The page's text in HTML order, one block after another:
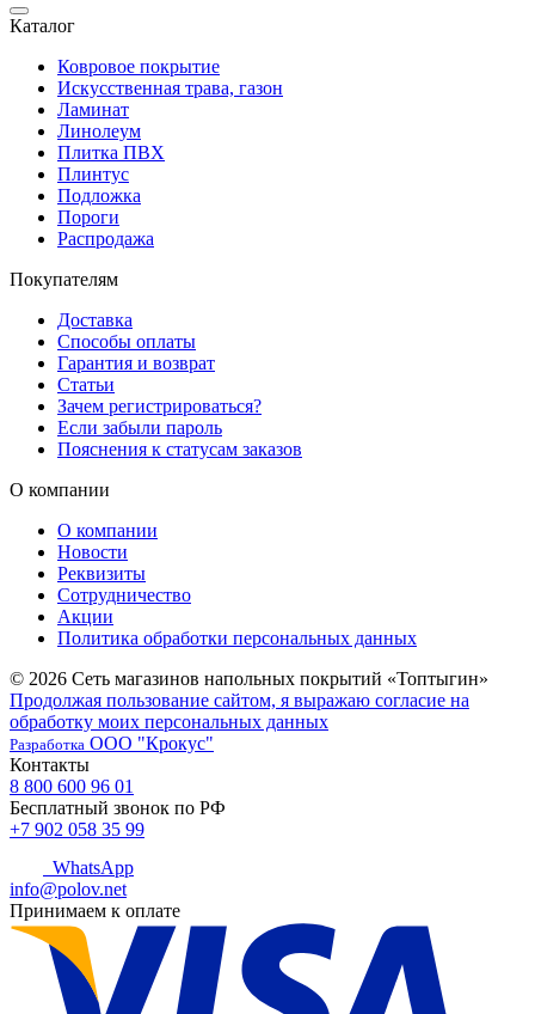
Каталог
Ковровое покрытие
Искусственная трава, газон
Ламинат
Линолеум
Плитка ПВХ
Плинтус
Подложка
Пороги
Распродажа
Покупателям
Доставка
Способы оплаты
Гарантия и возврат
Статьи
Зачем регистрироваться?
Если забыли пароль
Пояснения к статусам заказов
О компании
О компании
Новости
Реквизиты
Сотрудничество
Акции
Политика обработки персональных данных
© 2026 Сеть магазинов напольных покрытий «Топтыгин»
Продолжая пользование сайтом, я выражаю согласие на
обработку моих персональных данных
Разработка ООО "Крокус"
Контакты
8 800 600 96 01
Бесплатный звонок по РФ
+7 902 058 35 99
WhatsApp
info@polov.net
Принимаем к оплате